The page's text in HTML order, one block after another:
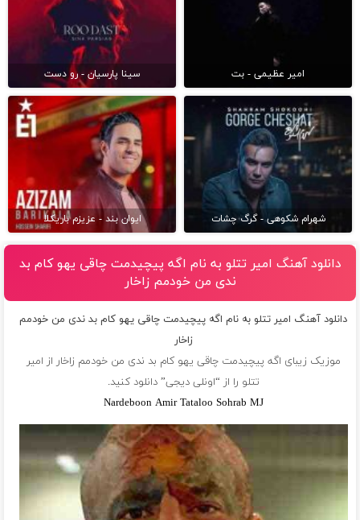
امیر عظیمی - بت سینا پارسیان - رو دست
شهرام شکوهی - گرگ چشات ایوان بند - عزیزم باریکلا
دانلود آهنگ امیر تتلو به نام اگه پیچیدمت چاقی یهو کام بد
ندی من خودمم زاخار
دانلود آهنگ امیر تتلو به نام اگه پیچیدمت چاقی یهو کام بد ندی من خودمم
زاخار
موزیک زیبای اگه پیچیدمت چاقی یهو کام بد ندی من خودمم زاخار از امیر
تتلو را از “اونلی دیجی” دانلود کنید.
Nardeboon Amir Tataloo Sohrab MJ